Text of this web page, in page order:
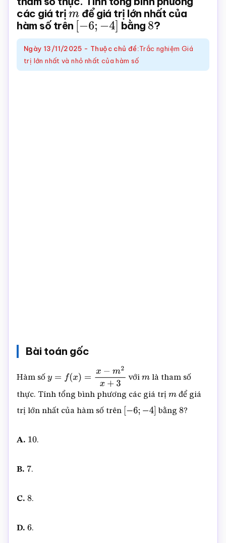
Toán
online
các giá trị m để giá trị lớn nhất của
hàm số trên [−6; −4] bằng 8?
Ngày 13/11/2025 - Thuộc chủ đề:Trắc nghiệm Giá
trị lớn nhất và nhỏ nhất của hàm số
Bài toán gốc
Hàm số y =f( x )=x −m x+3 với mlà tham số
thực. Tính tổng bình phương các giá trị mđể giá
trị lớn nhất của hàm số trên [ 6;− ] bằng 8?
A. 10.
B. 7 .
C. 8.
D. 6.